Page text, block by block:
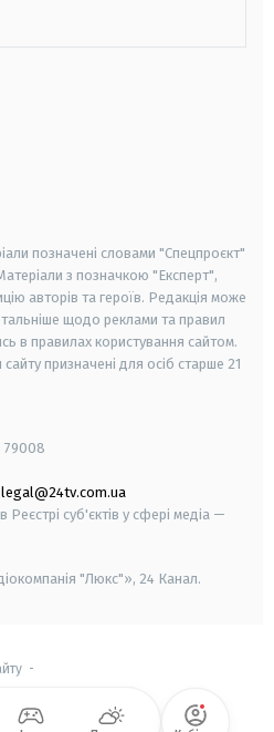
позначені словами "Спецпроєкт"
з позначкою "Експерт",
авторів та героїв. Редакція може
щодо реклами та правил
в правилах користування сайтом.
сайту призначені для осіб старше 21
79008
legal@24tv.com.ua
суб'єктів у сфері медіа —
"Люкс"», 24 Канал.
-